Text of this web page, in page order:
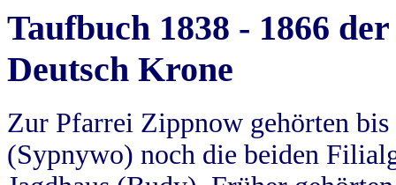
Taufbuch 1838 - 1866
Deutsch Krone
Zur Pfarrei Zippnow gehörten
(Sypnywo) noch die beiden